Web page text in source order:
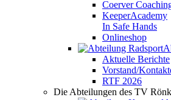
Coerver
KeeperAcademy
In Safe Hands
Onlineshop
Aktuelle Berichte
Vorstand/
RTF 2026
Die Abteilungen des TV